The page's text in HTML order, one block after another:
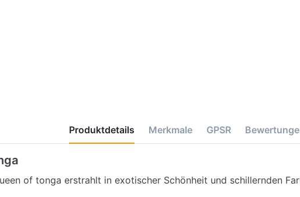
Produktdetails Merkmale GPSR
of tonga erstrahlt in exotischer Schönheit und schillernden